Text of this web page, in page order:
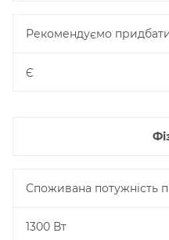
Рекомендуємо
Є
Споживана потужність
1300 Вт